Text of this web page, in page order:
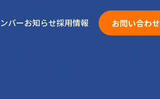
バーお知らせ採用情報 お問い合わせ